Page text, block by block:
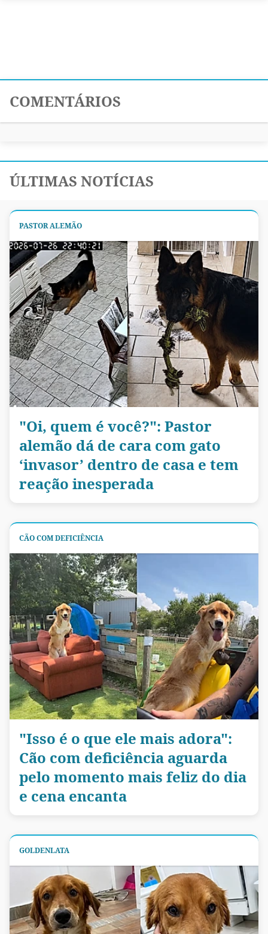
COMENTÁRIOS
ÚLTIMAS NOTÍCIAS
PASTOR ALEMÃO
"Oi, quem é você?": Pastor
alemão dá de cara com gato
‘invasor’ dentro de casa e tem
reação inesperada
CÃO COM DEFICIÊNCIA
"Isso é o que ele mais adora":
Cão com deficiência aguarda
pelo momento mais feliz do dia
e cena encanta
GOLDENLATA